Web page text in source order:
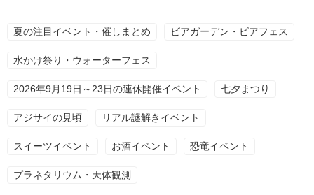
夏の注目イベント・催しまとめ ビアガーデン・ビアフェス
水かけ祭り・ウォーターフェス
2026年9月19日～23日の連休開催イベント 七夕まつり
アジサイの見頃 リアル謎解きイベント
スイーツイベント お酒イベント 恐竜イベント
プラネタリウム・天体観測